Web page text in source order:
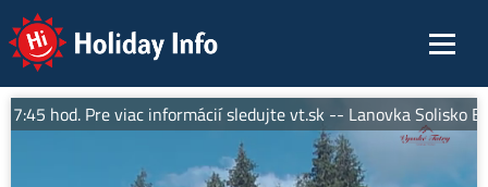
Holiday Info
hod. Pre viac informácií sledujte vt.sk -- Lanovka Solisko